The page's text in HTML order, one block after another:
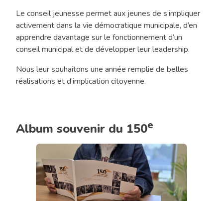
Le conseil jeunesse permet aux jeunes de s’impliquer
activement dans la vie démocratique municipale, d’en
apprendre davantage sur le fonctionnement d’un
conseil municipal et de développer leur leadership.
Nous leur souhaitons une année remplie de belles
réalisations et d’implication citoyenne.
Album souvenir du 150e